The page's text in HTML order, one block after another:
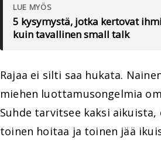
LUE MYÖS
5 kysymystä, jotka kertovat
kuin tavallinen small talk
Rajaa ei silti saa hukata.
miehen luottamusongelmia
Suhde tarvitsee kaksi aikuista,
toinen hoitaa ja toinen jää